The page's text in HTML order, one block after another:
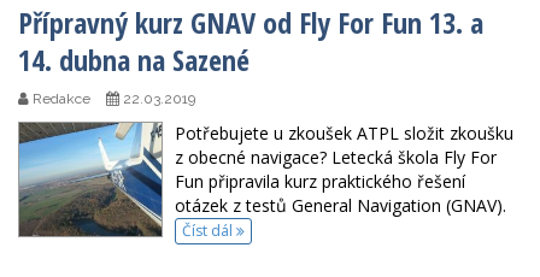
Přípravný kurz GNAV od Fly For Fun 13. a
14. dubna na Sazené
Redakce 22.03.2019
Potřebujete u zkoušek ATPL složit zkoušku
z obecné navigace? Letecká škola Fly For
Fun připravila kurz praktického řešení
otázek z testů General Navigation (GNAV).
Číst dál